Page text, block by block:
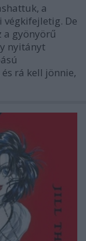
a
végkifejletig. De
a gyönyörű
nyitányt
rá kell jönnie,